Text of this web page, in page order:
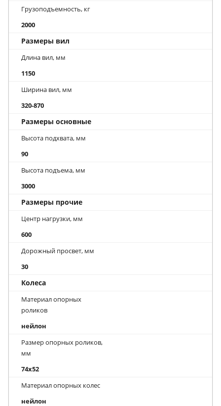
Грузоподъемность, кг
2000
Размеры вил
Длина вил, мм
1150
Ширина вил, мм
320-870
Размеры основные
Высота подхвата, мм
90
Высота подъема, мм
3000
Размеры прочие
Центр нагрузки, мм
600
Дорожный просвет, мм
30
Колеса
Материал опорных
роликов
нейлон
Размер опорных роликов,
мм
74x52
Материал опорных колес
нейлон